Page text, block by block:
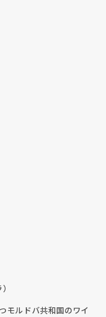
モルドバ共和国のワイ